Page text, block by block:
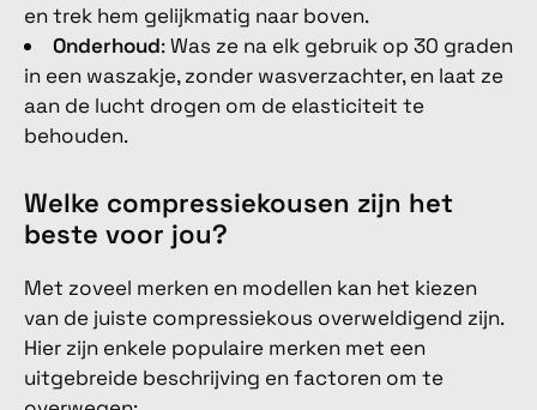
en trek hem gelijkmatig naar boven.
Onderhoud: Was ze na elk gebruik op 30 graden
in een waszakje, zonder wasverzachter, en laat ze
aan de lucht drogen om de elasticiteit te
behouden.
Welke compressiekousen zijn het
beste voor jou?
Met zoveel merken en modellen kan het kiezen
van de juiste compressiekous overweldigend zijn.
Hier zijn enkele populaire merken met een
uitgebreide beschrijving en factoren om te